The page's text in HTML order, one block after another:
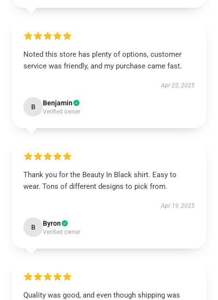
Noted this store has plenty of options, customer
service was friendly, and my purchase came fast.
Apr 22, 2025
B Benjamin
Verified owner
Thank you for the Beauty In Black shirt. Easy to
wear. Tons of different designs to pick from.
Apr 19, 2025
B Byron
Verified owner
Quality was good, and even though shipping was